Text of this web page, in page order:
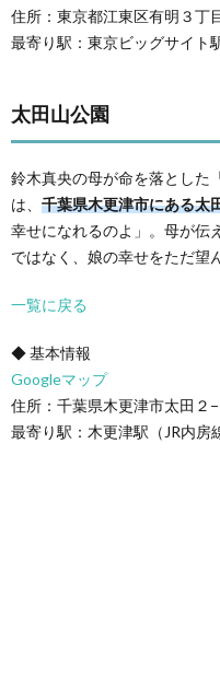
住所：東京都江東区有明３丁
最寄り駅：東京ビッグサイト
太田山公園
鈴木真央の母が命を落とした
は、 千葉県木更津市にある太
幸せになれるのよ」。母が伝
ではなく、娘の幸せをただ望
一覧に戻る
◆ 基本情報
Googleマップ
住所：千葉県木更津市太田２−
最寄り駅：木更津駅（JR内房